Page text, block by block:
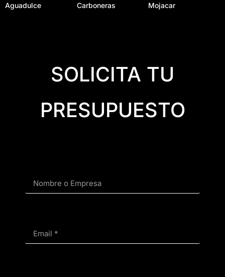
Aguadulce
Carboneras Mojacar
SOLICITA TU
PRESUPUESTO